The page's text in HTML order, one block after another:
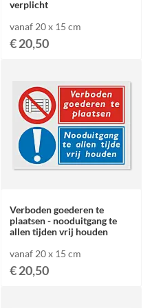
verplicht
vanaf 20 x 15 cm
€ 20,50
Verboden goederen te
plaatsen - nooduitgang te
allen tijden vrij houden
vanaf 20 x 15 cm
€ 20,50